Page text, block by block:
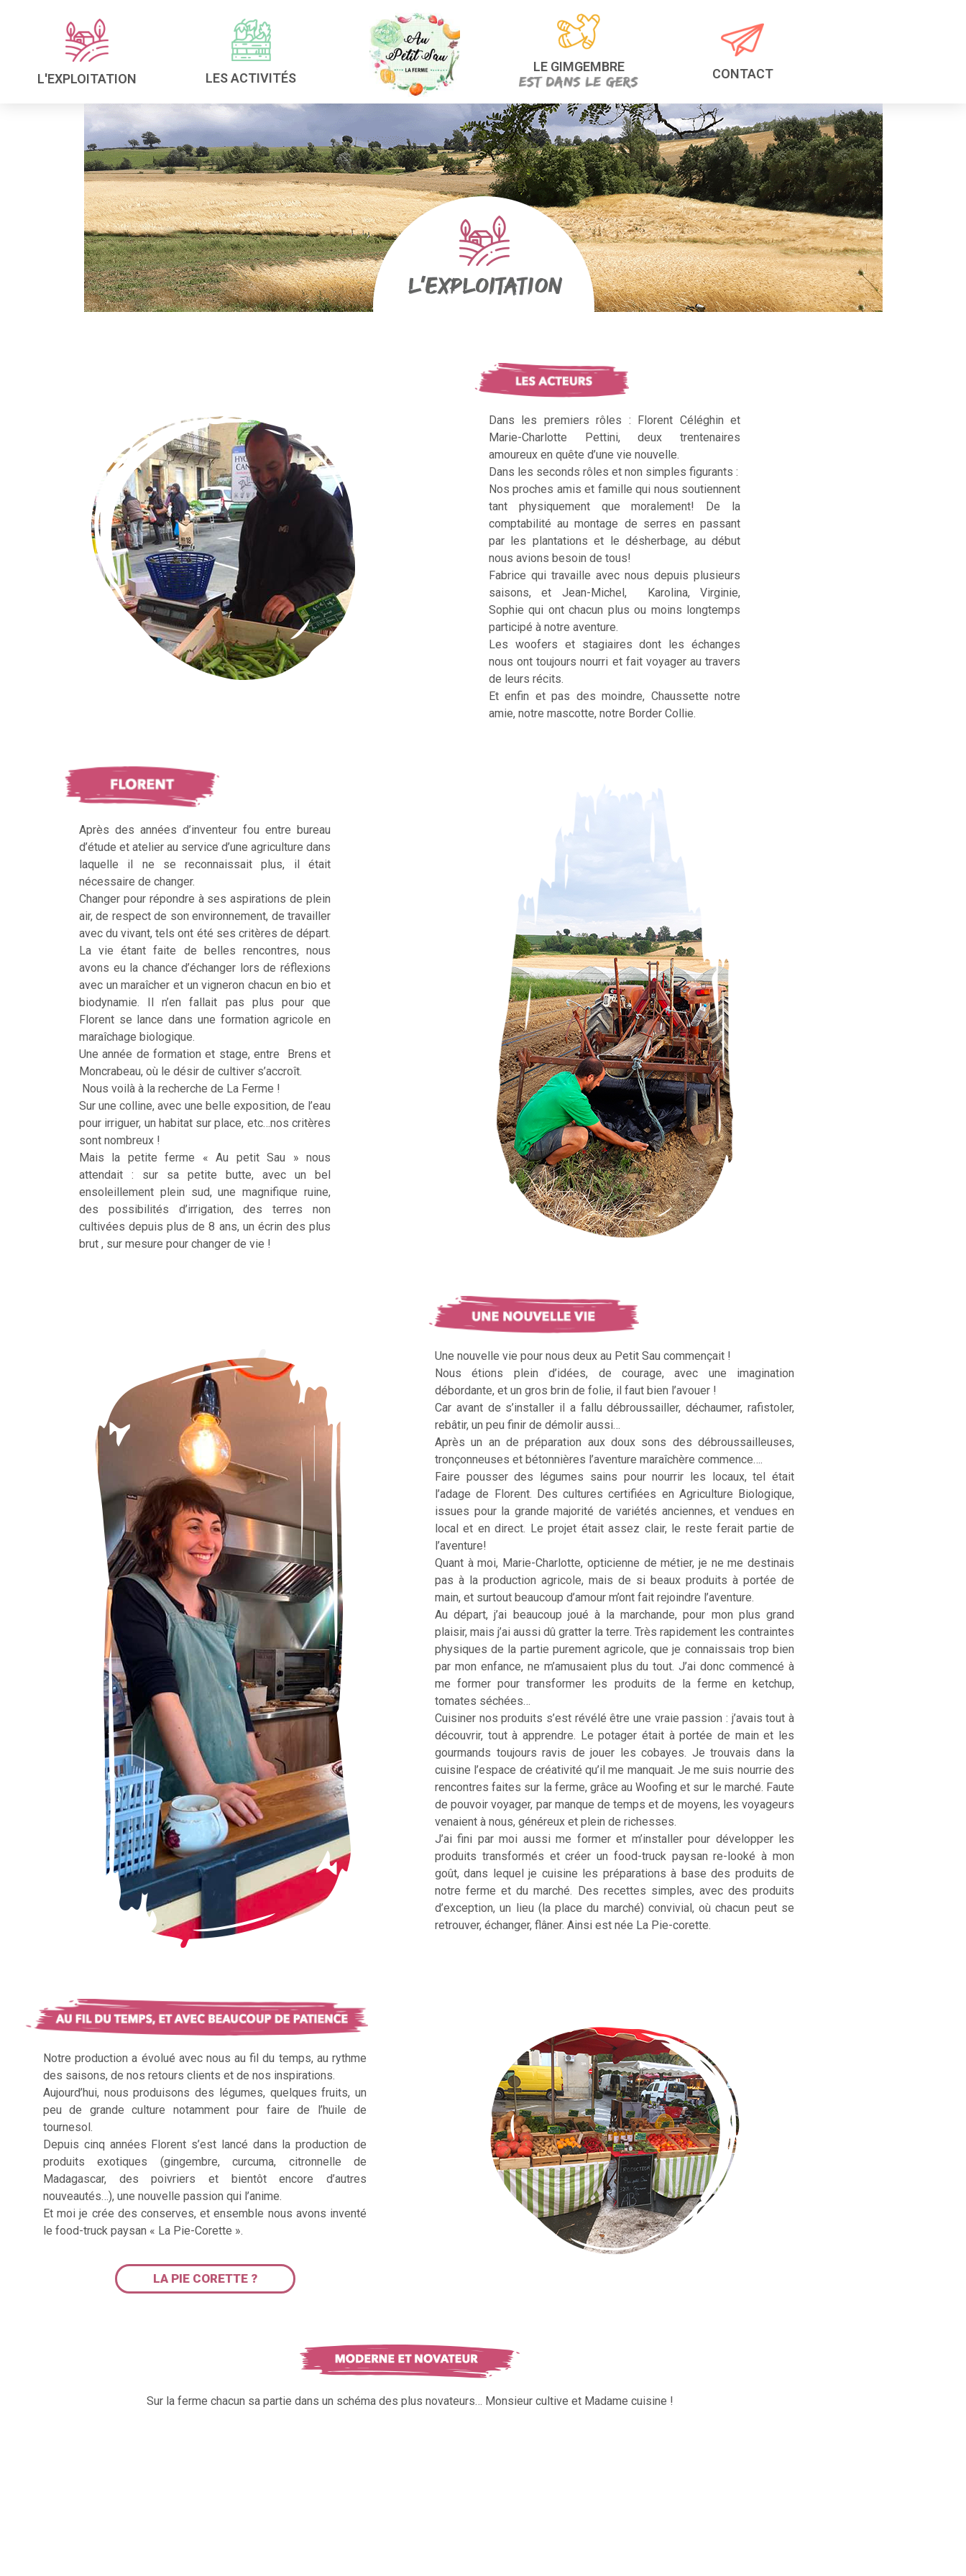
L'EXPLOITATION LES ACTIVITÉS
LE GIMGEMBRE CONTACT
Dans les premiers rôles : Florent Céléghin et
Marie-Charlotte Pettini, deux trentenaires
amoureux en quête d’une vie nouvelle.
Dans les seconds rôles et non simples figurants :
Nos proches amis et famille qui nous soutiennent
tant physiquement que moralement! De la
comptabilité au montage de serres en passant
par les plantations et le désherbage, au début
nous avions besoin de tous!
Fabrice qui travaille avec nous depuis plusieurs
saisons, et Jean-Michel, Karolina, Virginie,
Sophie qui ont chacun plus ou moins longtemps
participé à notre aventure.
Les woofers et stagiaires dont les échanges
nous ont toujours nourri et fait voyager au travers
de leurs récits.
Et enfin et pas des moindre, Chaussette notre
amie, notre mascotte, notre Border Collie.
Après des années d’inventeur fou entre bureau
d’étude et atelier au service d’une agriculture dans
laquelle il ne se reconnaissait plus, il était
nécessaire de changer.
Changer pour répondre à ses aspirations de plein
air, de respect de son environnement, de travailler
avec du vivant, tels ont été ses critères de départ.
La vie étant faite de belles rencontres, nous
avons eu la chance d’échanger lors de réflexions
avec un maraîcher et un vigneron chacun en bio et
biodynamie. Il n’en fallait pas plus pour que
Florent se lance dans une formation agricole en
maraîchage biologique.
Une année de formation et stage, entre Brens et
Moncrabeau, où le désir de cultiver s’accroît.
Nous voilà à la recherche de La Ferme !
Sur une colline, avec une belle exposition, de l’eau
pour irriguer, un habitat sur place, etc…nos critères
sont nombreux !
Mais la petite ferme « Au petit Sau » nous
attendait : sur sa petite butte, avec un bel
ensoleillement plein sud, une magnifique ruine,
des possibilités d’irrigation, des terres non
cultivées depuis plus de 8 ans, un écrin des plus
brut , sur mesure pour changer de vie !
Une nouvelle vie pour nous deux au Petit Sau commençait !
Nous étions plein d’idées, de courage, avec une imagination
débordante, et un gros brin de folie, il faut bien l’avouer !
Car avant de s’installer il a fallu débroussailler, déchaumer, rafistoler,
rebâtir, un peu finir de démolir aussi…
Après un an de préparation aux doux sons des débroussailleuses,
tronçonneuses et bétonnières l’aventure maraîchère commence….
Faire pousser des légumes sains pour nourrir les locaux, tel était
l’adage de Florent. Des cultures certifiées en Agriculture Biologique,
issues pour la grande majorité de variétés anciennes, et vendues en
local et en direct. Le projet était assez clair, le reste ferait partie de
l’aventure!
Quant à moi, Marie-Charlotte, opticienne de métier, je ne me destinais
pas à la production agricole, mais de si beaux produits à portée de
main, et surtout beaucoup d’amour m’ont fait rejoindre l’aventure.
Au départ, j’ai beaucoup joué à la marchande, pour mon plus grand
plaisir, mais j’ai aussi dû gratter la terre. Très rapidement les contraintes
physiques de la partie purement agricole, que je connaissais trop bien
par mon enfance, ne m’amusaient plus du tout. J’ai donc commencé à
me former pour transformer les produits de la ferme en ketchup,
tomates séchées…
Cuisiner nos produits s’est révélé être une vraie passion : j’avais tout à
découvrir, tout à apprendre. Le potager était à portée de main et les
gourmands toujours ravis de jouer les cobayes. Je trouvais dans la
cuisine l’espace de créativité qu’il me manquait. Je me suis nourrie des
rencontres faites sur la ferme, grâce au Woofing et sur le marché. Faute
de pouvoir voyager, par manque de temps et de moyens, les voyageurs
venaient à nous, généreux et plein de richesses.
J’ai fini par moi aussi me former et m’installer pour développer les
produits transformés et créer un food-truck paysan re-looké à mon
goût, dans lequel je cuisine les préparations à base des produits de
notre ferme et du marché. Des recettes simples, avec des produits
d’exception, un lieu (la place du marché) convivial, où chacun peut se
retrouver, échanger, flâner. Ainsi est née La Pie-corette.
Notre production a évolué avec nous au fil du temps, au rythme
des saisons, de nos retours clients et de nos inspirations.
Aujourd’hui, nous produisons des légumes, quelques fruits, un
peu de grande culture notamment pour faire de l’huile de
tournesol.
Depuis cinq années Florent s’est lancé dans la production de
produits exotiques (gingembre, curcuma, citronnelle de
Madagascar, des poivriers et bientôt encore d’autres
nouveautés…), une nouvelle passion qui l’anime.
Et moi je crée des conserves, et ensemble nous avons inventé
le food-truck paysan « La Pie-Corette ».
LA PIE CORETTE ?
Sur la ferme chacun sa partie dans un schéma des plus novateurs… Monsieur cultive et Madame cuisine !